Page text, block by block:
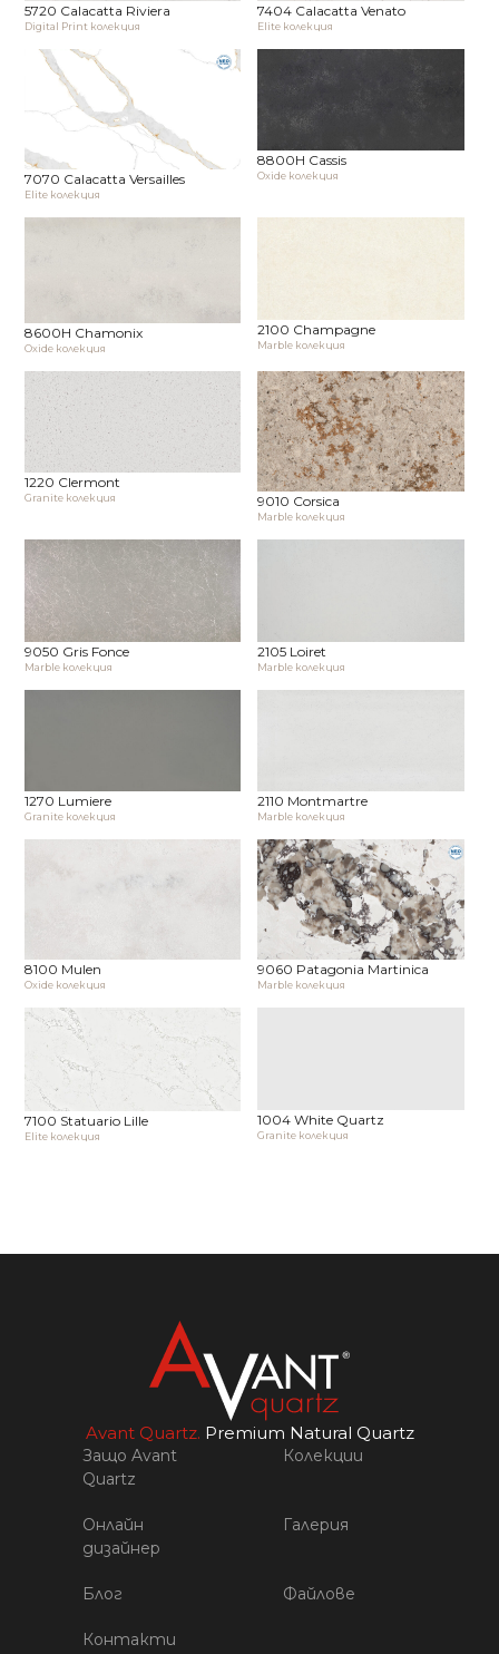
5720 Calacatta Riviera
Digital Print колекция
7404 Calacatta Venato
Elite колекция
7070 Calacatta Versailles
Elite колекция
8800H Cassis
Oxide колекция
8600H Chamonix
Oxide колекция
2100 Champagne
Marble колекция
1220 Clermont
Granite колекция 9010 Corsica
Marble колекция
9050 Gris Fonce
Marble колекция
2105 Loiret
Marble колекция
1270 Lumiere
Granite колекция
2110 Montmartre
Marble колекция
8100 Mulen
Oxide колекция
9060 Patagonia Martinica
Marble колекция
7100 Statuario Lille
Elite колекция
1004 White Quartz
Granite колекция
Avant Quartz. Premium Natural Quartz
Защо Avant
Quartz
Колекции
Онлайн
дизайнер
Галерия
Блог Файлове
Контакти